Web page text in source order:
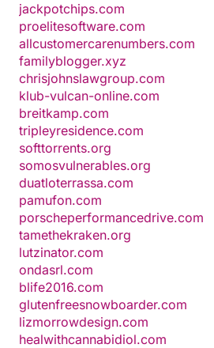
jackpotchips.com
proelitesoftware.com
allcustomercarenumbers.com
familyblogger.xyz
chrisjohnslawgroup.com
klub-vulcan-online.com
breitkamp.com
tripleyresidence.com
softtorrents.org
somosvulnerables.org
duatloterrassa.com
pamufon.com
porscheperformancedrive.com
tamethekraken.org
lutzinator.com
ondasrl.com
blife2016.com
glutenfreesnowboarder.com
lizmorrowdesign.com
healwithcannabidiol.com